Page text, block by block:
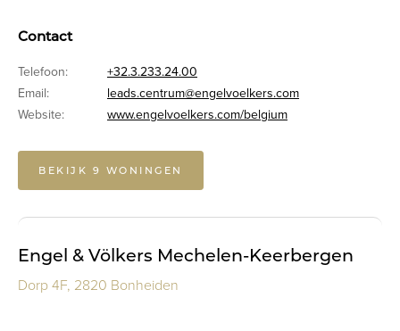
Contact
Telefoon:
+32.3.233.24.00
Email:
leads.centrum@engelvoelkers.com
Website:
www.engelvoelkers.com/belgium
BEKIJK 9 WONINGEN
Engel & Völkers Mechelen-Keerbergen
Dorp 4F, 2820 Bonheiden